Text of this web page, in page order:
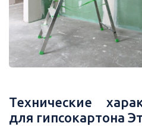
Технические
для гипсокартона